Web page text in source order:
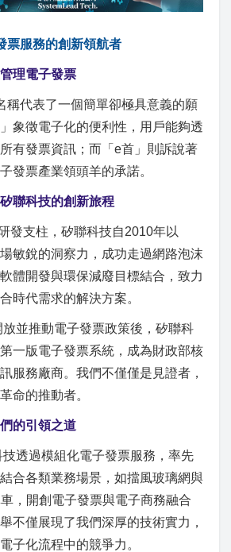
票服務的創新領航者
理電子發票
稱代表了一個簡單卻極具意義的願
象徵電子化的便利性，用戶能夠透
有發票資訊；而「e首」則訴說著
發票產業領頭羊的承諾。
聯科技的創新旅程
發支柱，矽聯科技自2010年以
敏銳的洞察力，成功走過網路泡沫
體開發與環保減廢目標結合，致力
時代需求的解決方案。
並推動電子發票政策後，矽聯科
一版電子發票系統，成為財政部核
服務廠商。我們不僅僅是見證者，
命的推動者。
的引領之道
透過模組化電子發票服務，率先
合各類業務場景，如擋風玻璃網與
，開創電子發票與電子商務融合
不僅展現了我們深厚的技術實力，
子化流程中的競爭力。